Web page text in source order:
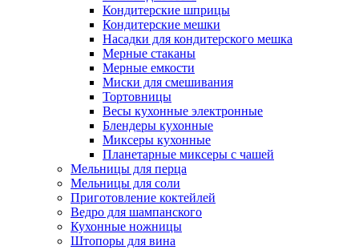
Кондитерские шприцы
Кондитерские мешки
Насадки для кондитерского мешка
Мерные стаканы
Мерные емкости
Миски для смешивания
Тортовницы
Весы кухонные электронные
Блендеры кухонные
Миксеры кухонные
Планетарные миксеры с чашей
Мельницы для перца
Мельницы для соли
Приготовление коктейлей
Ведро для шампанского
Кухонные ножницы
Штопоры для вина